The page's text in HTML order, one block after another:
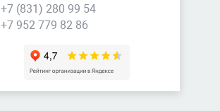
+7 (831) 280 99 54
+7 952 779 82 86